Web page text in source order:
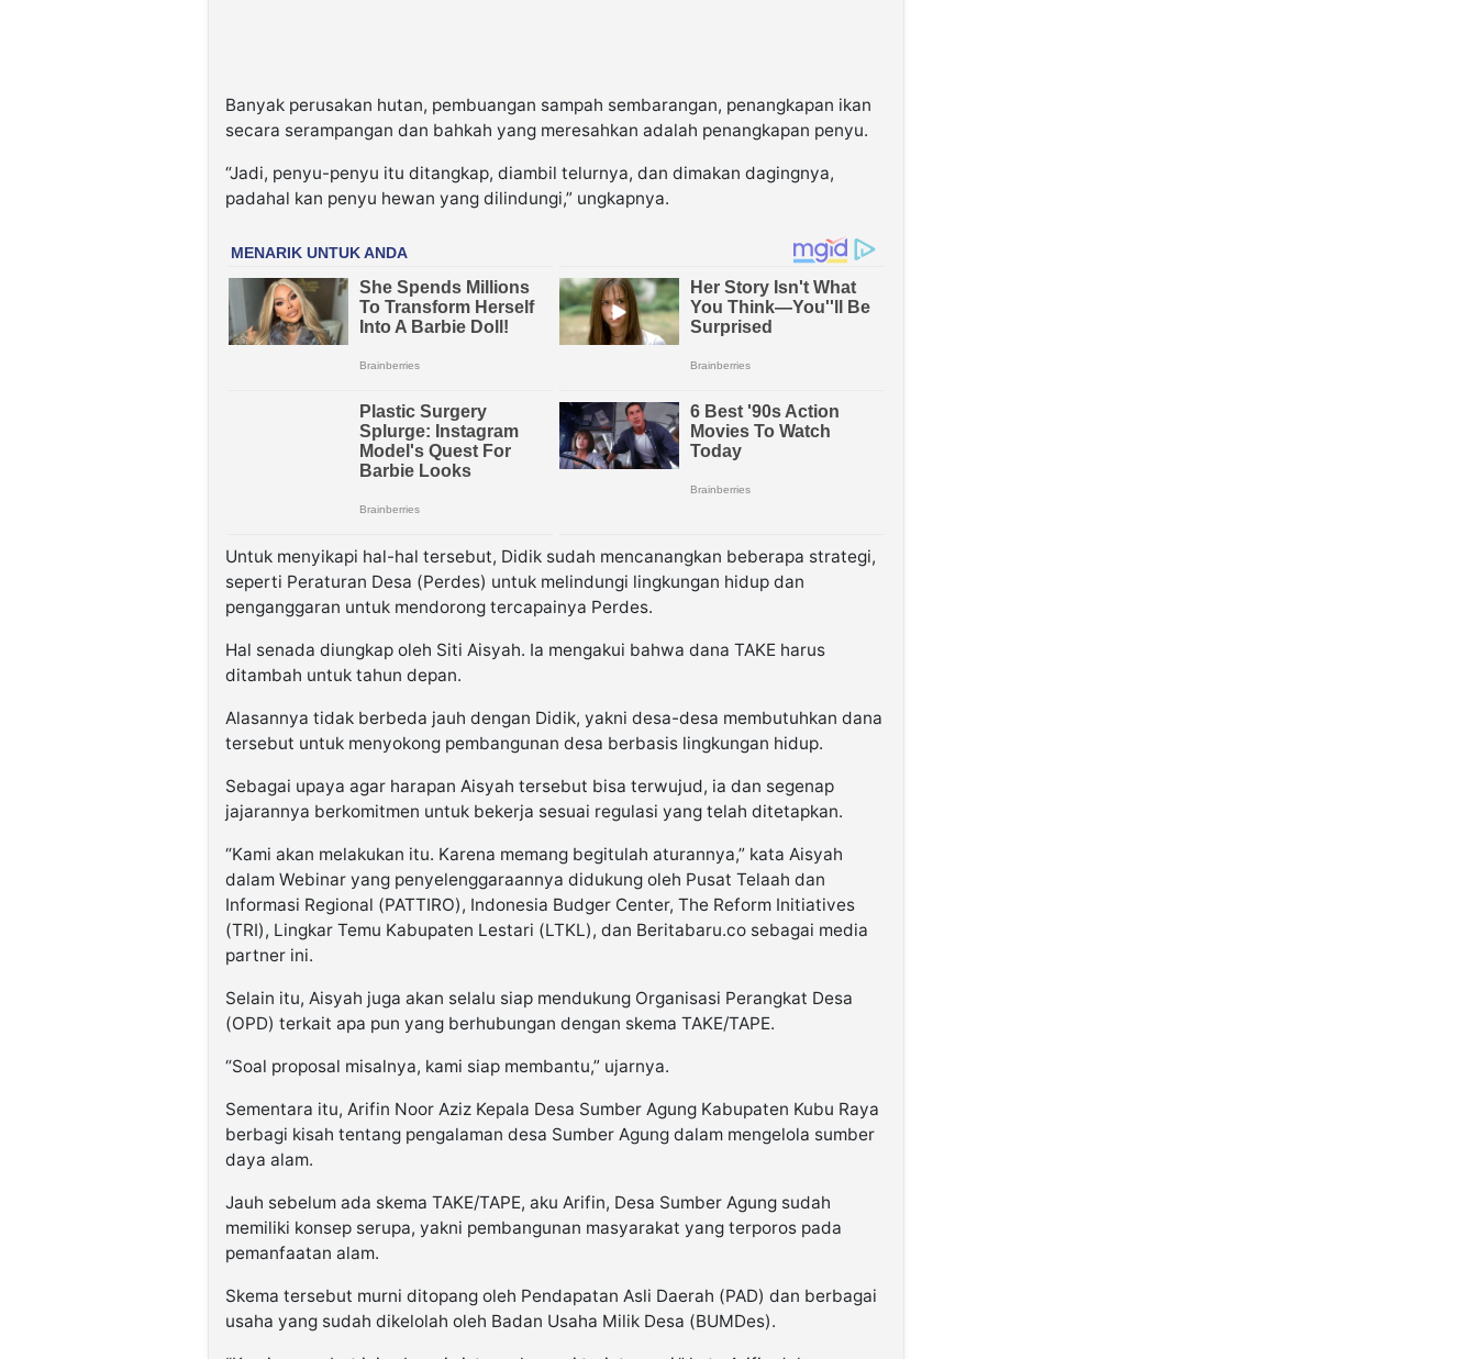
Banyak perusakan hutan, pembuangan sampah sembarangan, penangkapan ikan
secara serampangan dan bahkah yang meresahkan adalah penangkapan penyu.
“Jadi, penyu-penyu itu ditangkap, diambil telurnya, dan dimakan dagingnya,
padahal kan penyu hewan yang dilindungi,” ungkapnya.
Untuk menyikapi hal-hal tersebut, Didik sudah mencanangkan beberapa strategi,
seperti Peraturan Desa (Perdes) untuk melindungi lingkungan hidup dan
penganggaran untuk mendorong tercapainya Perdes.
Hal senada diungkap oleh Siti Aisyah. Ia mengakui bahwa dana TAKE harus
ditambah untuk tahun depan.
Alasannya tidak berbeda jauh dengan Didik, yakni desa-desa membutuhkan dana
tersebut untuk menyokong pembangunan desa berbasis lingkungan hidup.
Sebagai upaya agar harapan Aisyah tersebut bisa terwujud, ia dan segenap
jajarannya berkomitmen untuk bekerja sesuai regulasi yang telah ditetapkan.
“Kami akan melakukan itu. Karena memang begitulah aturannya,” kata Aisyah
dalam Webinar yang penyelenggaraannya didukung oleh Pusat Telaah dan
Informasi Regional (PATTIRO), Indonesia Budger Center, The Reform Initiatives
(TRI), Lingkar Temu Kabupaten Lestari (LTKL), dan Beritabaru.co sebagai media
partner ini.
Selain itu, Aisyah juga akan selalu siap mendukung Organisasi Perangkat Desa
(OPD) terkait apa pun yang berhubungan dengan skema TAKE/TAPE.
“Soal proposal misalnya, kami siap membantu,” ujarnya.
Sementara itu, Arifin Noor Aziz Kepala Desa Sumber Agung Kabupaten Kubu Raya
berbagi kisah tentang pengalaman desa Sumber Agung dalam mengelola sumber
daya alam.
Jauh sebelum ada skema TAKE/TAPE, aku Arifin, Desa Sumber Agung sudah
memiliki konsep serupa, yakni pembangunan masyarakat yang terporos pada
pemanfaatan alam.
Skema tersebut murni ditopang oleh Pendapatan Asli Daerah (PAD) dan berbagai
usaha yang sudah dikelolah oleh Badan Usaha Milik Desa (BUMDes).